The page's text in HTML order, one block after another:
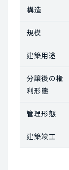
構造
規模
建築用途
分譲後の権
利形態
管理形態
建築竣工